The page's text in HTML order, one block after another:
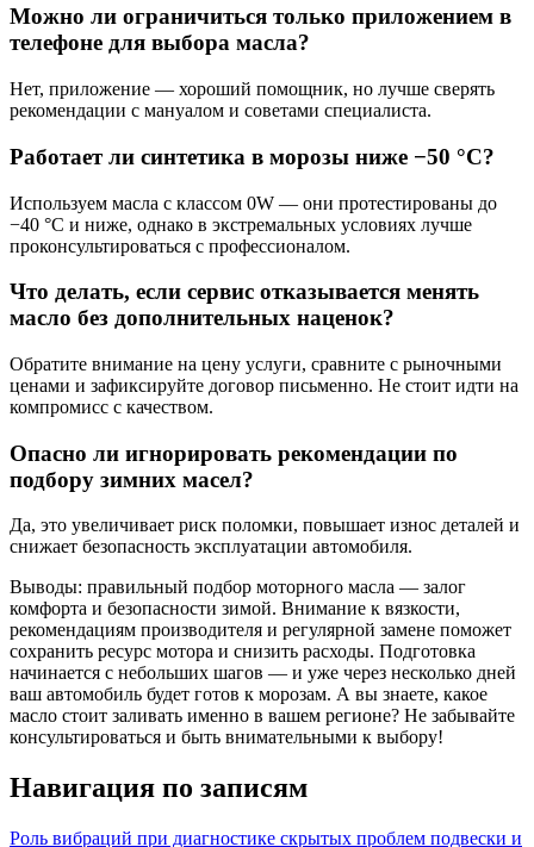
Можно ли ограничиться только приложением в
телефоне для выбора масла?
Нет, приложение — хороший помощник, но лучше сверять
рекомендации с мануалом и советами специалиста.
Работает ли синтетика в морозы ниже −50 °C?
Используем масла с классом 0W — они протестированы до
−40 °C и ниже, однако в экстремальных условиях лучше
проконсультироваться с профессионалом.
Что делать, если сервис отказывается менять
масло без дополнительных наценок?
Обратите внимание на цену услуги, сравните с рыночными
ценами и зафиксируйте договор письменно. Не стоит идти на
компромисс с качеством.
Опасно ли игнорировать рекомендации по
подбору зимних масел?
Да, это увеличивает риск поломки, повышает износ деталей и
снижает безопасность эксплуатации автомобиля.
Выводы: правильный подбор моторного масла — залог
комфорта и безопасности зимой. Внимание к вязкости,
рекомендациям производителя и регулярной замене поможет
сохранить ресурс мотора и снизить расходы. Подготовка
начинается с небольших шагов — и уже через несколько дней
ваш автомобиль будет готов к морозам. А вы знаете, какое
масло стоит заливать именно в вашем регионе? Не забывайте
консультироваться и быть внимательными к выбору!
Навигация по записям
Роль вибраций при диагностике скрытых проблем подвески и